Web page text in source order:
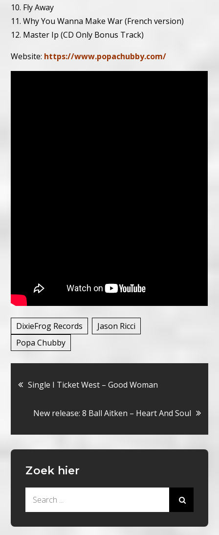
10. Fly Away
11. Why You Wanna Make War (French version)
12. Master Ip (CD Only Bonus Track)
Website: https://www.popachubby.com/
DixieFrog Records
Jason Ricci
Popa Chubby
Bericht
navigatie
Single I Ticket West – Good Woman
New release: 8 Ball Aitken – Heart And Soul
Zoek hier